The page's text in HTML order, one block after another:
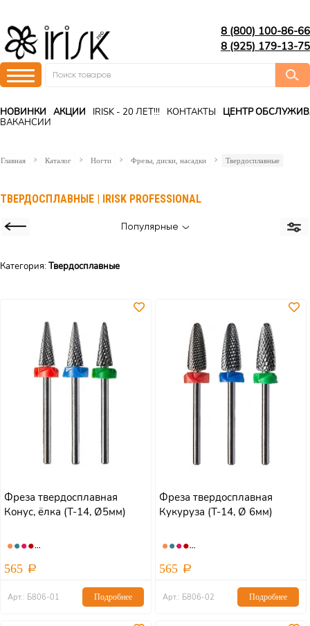
8 (800) 100-86-66
8 (925) 179-13-75
НОВИНКИ АКЦИИ IRISK - 20 ЛЕТ!!! КОНТАКТЫ
ЦЕНТР
ВАКАНСИИ
Главная Каталог Ногти Фрезы, диски, насадки Твердосплавные
ТВЕРДОСПЛАВНЫЕ | IRISK PROFESSIONAL
Популярные
Категория: Твердосплавные
Фреза твердосплавная
Конус, ёлка (Т-14, Ø5мм)
565
Арт.: Б806-01 Подробнее
Фреза твердосплавная
Кукуруза (Т-14, Ø 6мм)
565
Арт.: Б806-02 Подробнее